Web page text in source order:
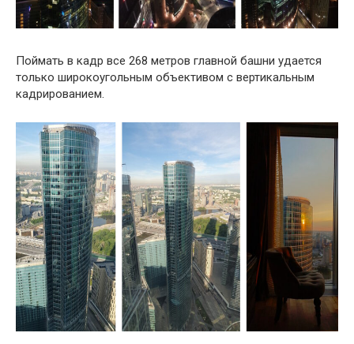
Поймать в кадр все 268 метров главной башни удается
только широкоугольным объективом с вертикальным
кадрированием.